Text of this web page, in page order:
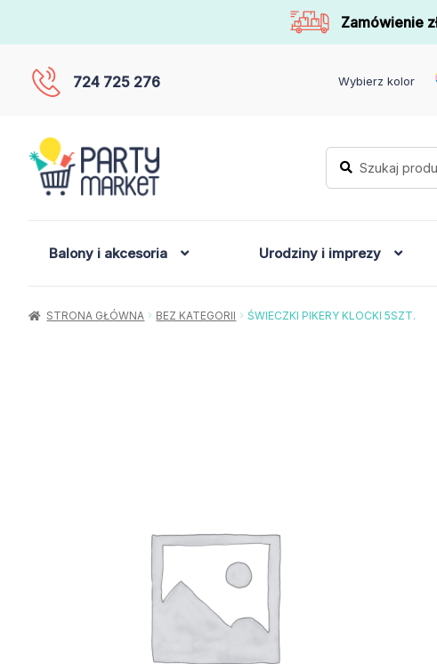
Zamówienie
724 725 276 Wybierz kolor
Szukaj:
Szukaj
Balony i akcesoria Urodziny i imprezy
STRONA GŁÓWNA BEZ KATEGORII ŚWIECZKI PIKERY KLOCKI 5SZT.